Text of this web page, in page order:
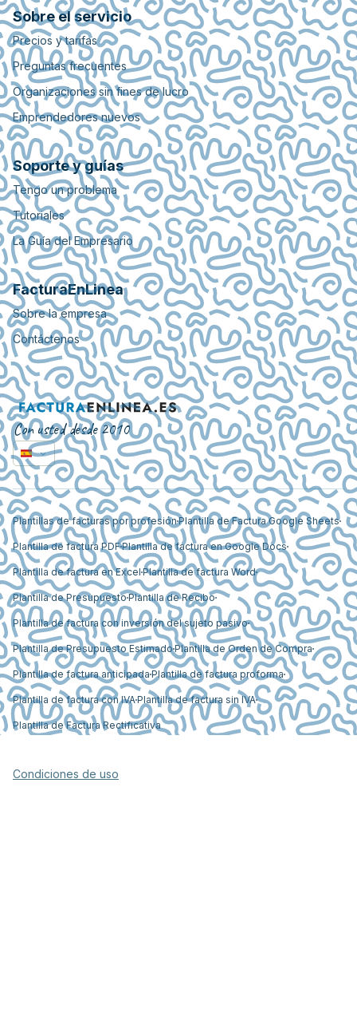
Sobre el servicio
Precios y tarifas
Preguntas frecuentes
Organizaciones sin fines de lucro
Emprendedores nuevos
Soporte y guías
Tengo un problema
Tutoriales
La Guía del Empresario
FacturaEnLinea
Sobre la empresa
Contáctenos
Con usted desde 2010
Plantillas de facturas por profesiónPlantilla de Factura Google Sheets
Plantilla de factura PDFPlantilla de factura en Google Docs
Plantilla de factura en Excel Plantilla de factura Word
Plantilla de Presupuesto Plantilla de Recibo
Plantilla de factura con inversión del sujeto pasivo
Plantilla de Presupuesto EstimadoPlantilla de Orden de Compra
Plantilla de factura anticipada Plantilla de factura proforma
Plantilla de factura con IVAPlantilla de factura sin IVA
Plantilla de Factura Rectificativa
Condiciones de uso